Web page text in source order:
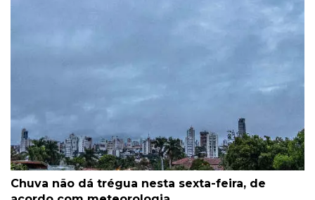
Chuva não dá trégua nesta sexta-feira, de